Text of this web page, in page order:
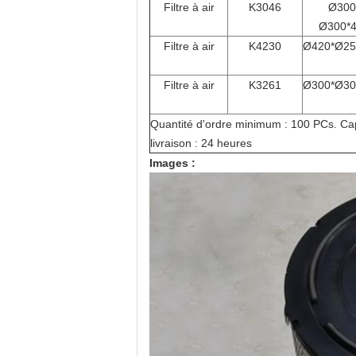
Filtre à air K3046 Ø
Ø
Filtre à air
K4230 Ø
Filtre à air K3261 Ø
Quantité d'ordre minimum : 100 PCs.
livraison : 24 heures
Images :